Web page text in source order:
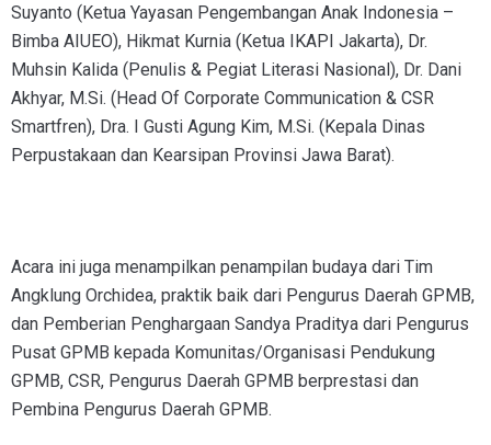
Suyanto (Ketua Yayasan Pengembangan Anak Indonesia –
Bimba AIUEO), Hikmat Kurnia (Ketua IKAPI Jakarta), Dr.
Muhsin Kalida (Penulis & Pegiat Literasi Nasional), Dr. Dani
Akhyar, M.Si. (Head Of Corporate Communication & CSR
Smartfren), Dra. I Gusti Agung Kim, M.Si. (Kepala Dinas
Perpustakaan dan Kearsipan Provinsi Jawa Barat).
Acara ini juga menampilkan penampilan budaya dari Tim
Angklung Orchidea, praktik baik dari Pengurus Daerah GPMB,
dan Pemberian Penghargaan Sandya Praditya dari Pengurus
Pusat GPMB kepada Komunitas/Organisasi Pendukung
GPMB, CSR, Pengurus Daerah GPMB berprestasi dan
Pembina Pengurus Daerah GPMB.